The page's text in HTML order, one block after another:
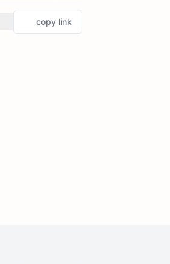
copy link